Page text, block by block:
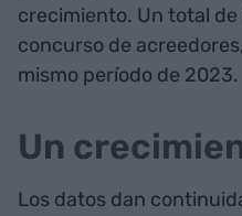
crecimiento. Un total
concurso de
mismo período de 2023.
Un
Los datos dan